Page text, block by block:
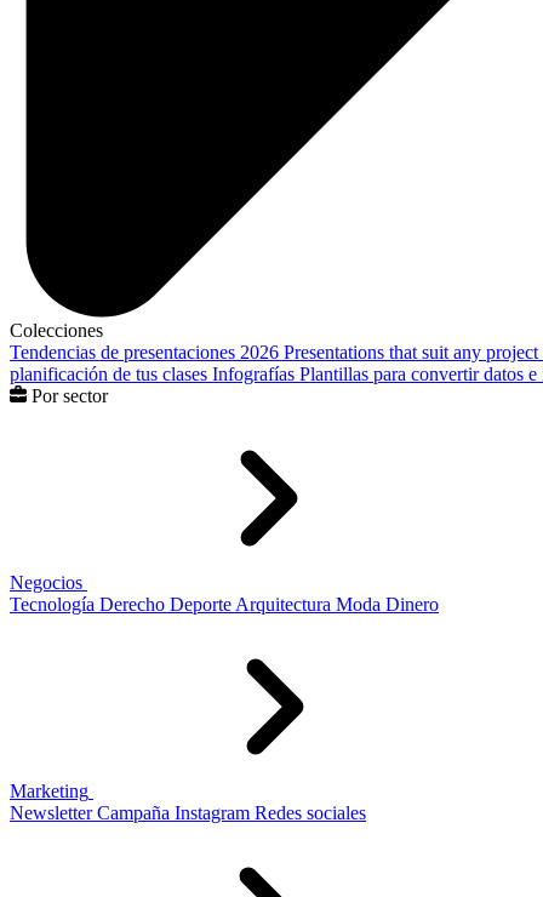
Colecciones
Tendencias de presentaciones 2026 Presentations that suit any project
planificación de tus clases Infografías Plantillas para convertir datos
Por sector
Negocios
Tecnología Derecho Deporte Arquitectura Moda Dinero
Marketing
Newsletter Campaña Instagram Redes sociales